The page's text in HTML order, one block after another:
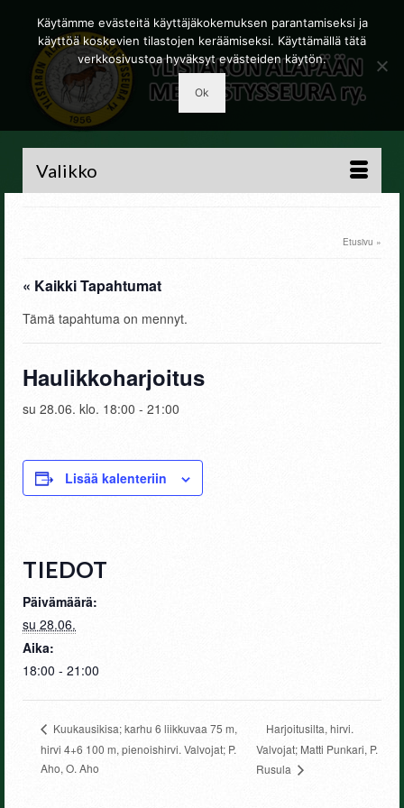
Valikko
Etusivu »
« Kaikki Tapahtumat
Tämä tapahtuma on mennyt.
Haulikkoharjoitus
su 28.06. klo. 18:00 - 21:00
Lisää kalenteriin
TIEDOT
Päivämäärä:
su 28.06.
Aika:
18:00 - 21:00
Kuukausikisa; karhu 6 liikkuvaa 75 m,
hirvi 4+6 100 m, pienoishirvi. Valvojat; P.
Aho, O. Aho
Harjoitusilta, hirvi.
Valvojat; Matti Punkari, P.
Rusula
Käytämme evästeitä käyttäjäkokemuksen parantamiseksi ja
käyttöä koskevien tilastojen keräämiseksi. Käyttämällä tätä
verkkosivustoa hyväksyt evästeiden käytön.
Ok